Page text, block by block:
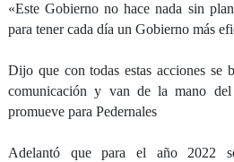
«Este Gobierno no hace nada sin
para tener cada día un Gobierno más
Dijo que con todas estas acciones se
comunicación y van de la mano
promueve para Pedernales
Adelantó que para el año 2022